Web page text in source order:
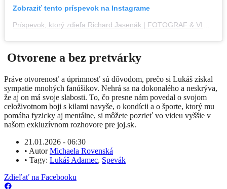
Zobraziť tento príspevok na Instagrame
Otvorene a bez pretvárky
Práve otvorenosť a úprimnosť sú dôvodom, prečo si Lukáš získal
sympatie mnohých fanúšikov. Nehrá sa na dokonalého a neskrýva,
že aj on má svoje slabosti. To, čo presne nám povedal o svojom
celoživotnom boji s kilami navyše, o kondícii a o športe, ktorý mu
pomáha fyzicky aj mentálne, si môžete pozrieť vo videu vyššie v
našom exkluzívnom rozhovore pre joj.sk.
21.01.2026 - 06:30
• AutorMichaela Rovenská
• Tagy: Lukáš Adamec, Spevák
Zdieľať na Facebooku